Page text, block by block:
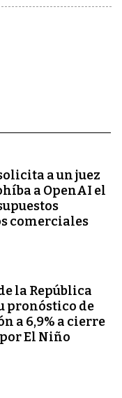
a un juez
a OpenAI el
comerciales
la República
pronóstico de
a 6,9% a cierre
El Niño